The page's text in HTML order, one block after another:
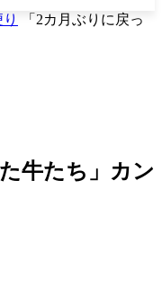
「2カ月ぶりに戻っ
牛たち」カン